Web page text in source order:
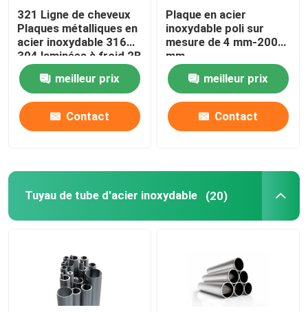
Tube de tuyau en cuivre
bande en alliage de cuivre
321 Ligne de cheveux
Plaques métalliques en
acier inoxydable 316
304 laminées à froid 2B
Finition
meilleur prix
Contact
Plaque en acier
inoxydable poli sur
mesure de 4 mm-200
mm
meilleur prix
Contact
Tuyau de tube d'acier inoxydable (20)